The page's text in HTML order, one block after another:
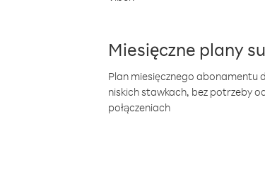
Miesięczne plany
Plan miesięcznego abonamentu
niskich stawkach, bez potrzeby
połączeniach